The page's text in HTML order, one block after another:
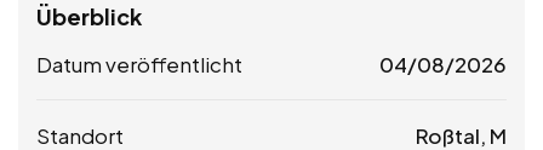
Überblick
Datum veröffentlicht 04/08/2026
Standort Roßtal, M